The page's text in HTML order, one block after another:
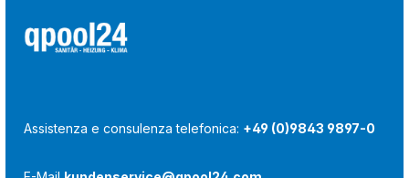
Assistenza e consulenza telefonica: +49 (0)9843 9897-0